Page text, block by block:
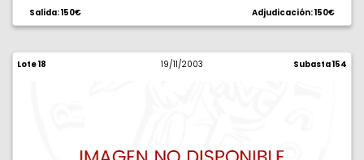
Salida: 150€ Adjudicación: 150€
Lote 18 19/11/2003 Subasta 154